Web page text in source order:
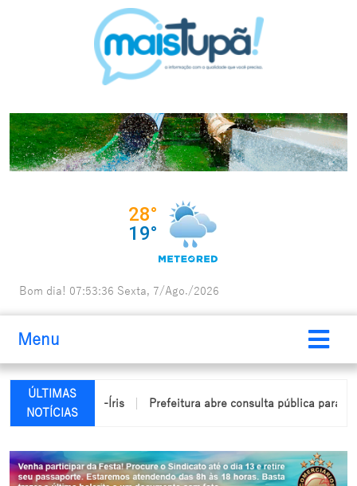
Bom dia! 07:53:37 Sexta, 7/Ago./2026
Menu
ÚLTIMAS
NOTÍCIAS
em Arco-Íris Prefeitura abre consulta pública para